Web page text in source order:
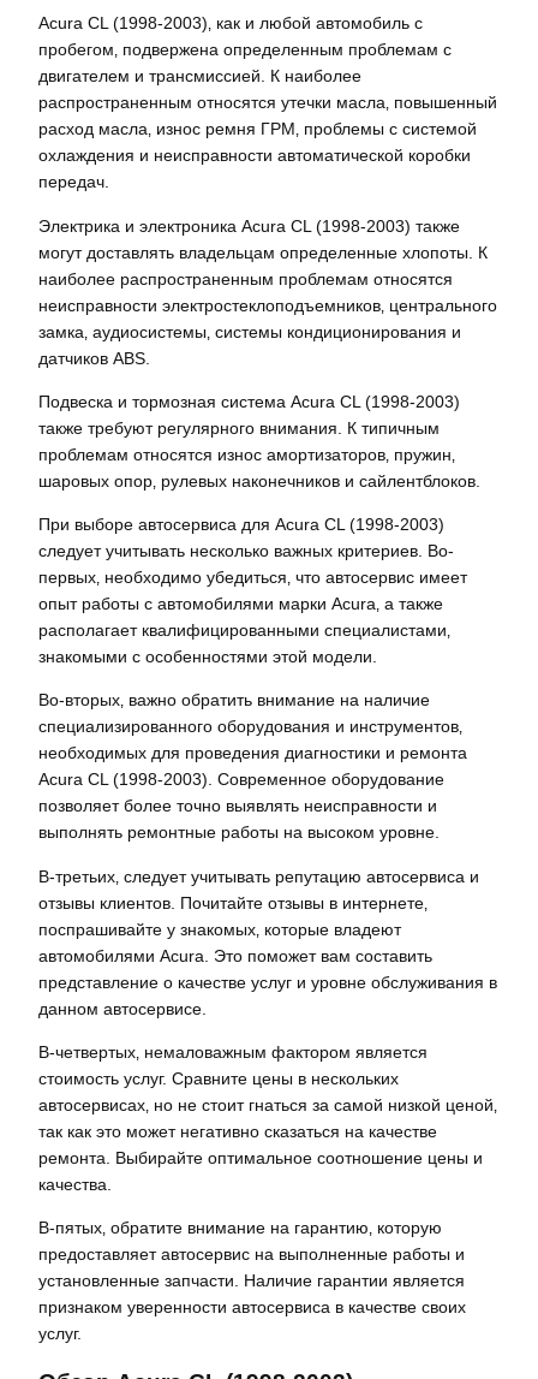
Acura CL (1998-2003)‚ как и любой автомобиль с
пробегом‚ подвержена определенным проблемам с
двигателем и трансмиссией. К наиболее
распространенным относятся утечки масла‚ повышенный
расход масла‚ износ ремня ГРМ‚ проблемы с системой
охлаждения и неисправности автоматической коробки
передач.
Электрика и электроника Acura CL (1998-2003) также
могут доставлять владельцам определенные хлопоты. К
наиболее распространенным проблемам относятся
неисправности электростеклоподъемников‚ центрального
замка‚ аудиосистемы‚ системы кондиционирования и
датчиков ABS.
Подвеска и тормозная система Acura CL (1998-2003)
также требуют регулярного внимания. К типичным
проблемам относятся износ амортизаторов‚ пружин‚
шаровых опор‚ рулевых наконечников и сайлентблоков.
При выборе автосервиса для Acura CL (1998-2003)
следует учитывать несколько важных критериев. Во-
первых‚ необходимо убедиться‚ что автосервис имеет
опыт работы с автомобилями марки Acura‚ а также
располагает квалифицированными специалистами‚
знакомыми с особенностями этой модели.
Во-вторых‚ важно обратить внимание на наличие
специализированного оборудования и инструментов‚
необходимых для проведения диагностики и ремонта
Acura CL (1998-2003). Современное оборудование
позволяет более точно выявлять неисправности и
выполнять ремонтные работы на высоком уровне.
В-третьих‚ следует учитывать репутацию автосервиса и
отзывы клиентов. Почитайте отзывы в интернете‚
поспрашивайте у знакомых‚ которые владеют
автомобилями Acura. Это поможет вам составить
представление о качестве услуг и уровне обслуживания в
данном автосервисе.
В-четвертых‚ немаловажным фактором является
стоимость услуг. Сравните цены в нескольких
автосервисах‚ но не стоит гнаться за самой низкой ценой‚
так как это может негативно сказаться на качестве
ремонта. Выбирайте оптимальное соотношение цены и
качества.
В-пятых‚ обратите внимание на гарантию‚ которую
предоставляет автосервис на выполненные работы и
установленные запчасти. Наличие гарантии является
признаком уверенности автосервиса в качестве своих
услуг.